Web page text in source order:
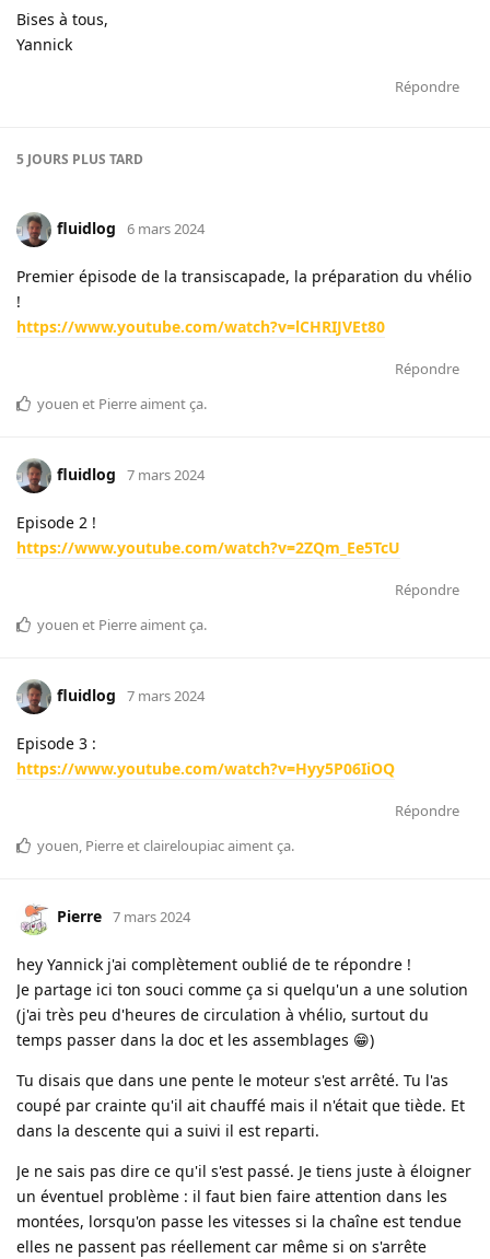
Bises à tous,
Yannick
Répondre
5 JOURS PLUS TARD
fluidlog 6 mars 2024
Premier épisode de la transiscapade, la préparation du vhélio
!
https://www.youtube.com/watch?v=lCHRIJVEt80
Répondre
youen et Pierreaiment ça.
fluidlog 7 mars 2024
Episode 2 !
https://www.youtube.com/watch?v=2ZQm_Ee5TcU
Répondre
youen et Pierreaiment ça.
fluidlog 7 mars 2024
Episode 3 :
https://www.youtube.com/watch?v=Hyy5P06IiOQ
Répondre
youen, Pierreetclaireloupiacaiment ça.
Pierre 7 mars 2024
hey Yannick j'ai complètement oublié de te répondre !
Je partage ici ton souci comme ça si quelqu'un a une solution
(j'ai très peu d'heures de circulation à vhélio, surtout du
temps passer dans la doc et les assemblages 😁)
Tu disais que dans une pente le moteur s'est arrêté. Tu l'as
coupé par crainte qu'il ait chauffé mais il n'était que tiède. Et
dans la descente qui a suivi il est reparti.
Je ne sais pas dire ce qu'il s'est passé. Je tiens juste à éloigner
un éventuel problème : il faut bien faire attention dans les
montées, lorsqu'on passe les vitesses si la chaîne est tendue
elles ne passent pas réellement car même si on s'arrête